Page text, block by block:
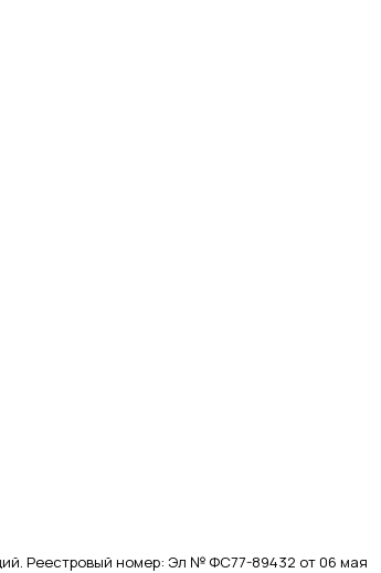
Реестровый номер: Эл № ФС77-89432 от 06 мая